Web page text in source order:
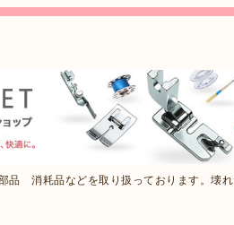
品 消耗品などを取り扱っております。壊